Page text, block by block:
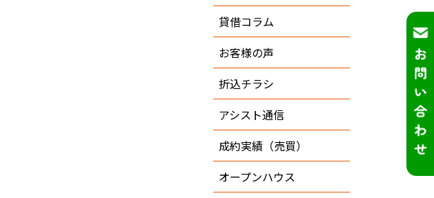
貸借コラム
お客様の声
折込チラシ
アシスト通信
成約実績（売買）
オープンハウス